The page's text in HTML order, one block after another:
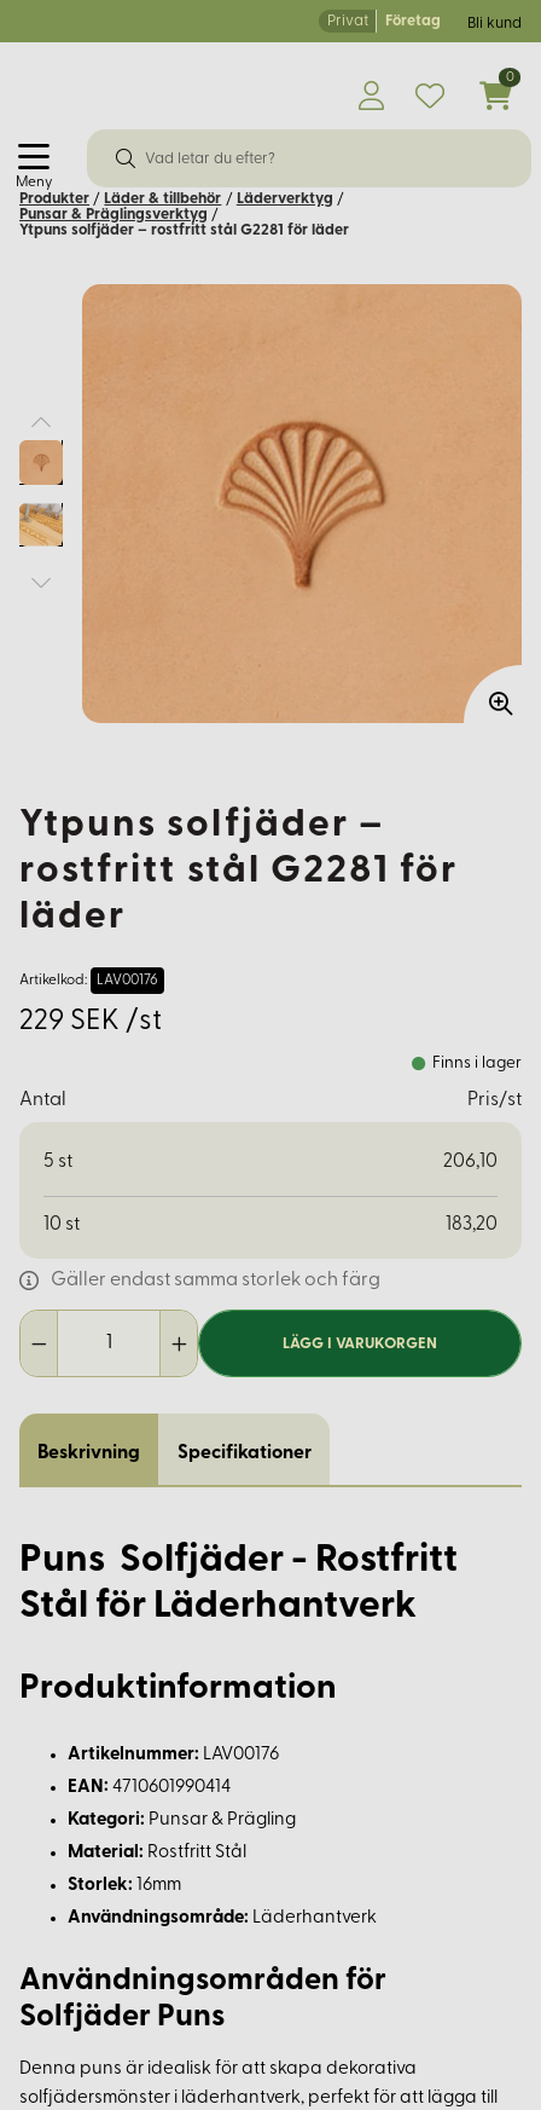
Privat Företag Bli kund
Meny
0
Produkter / Läder & tillbehör / Läderverktyg /
Punsar & Präglingsverktyg /
Ytpuns solfjäder – rostfritt stål G2281 för läder
Ytpuns solfjäder –
rostfritt stål G2281 för
läder
Artikelkod: LAV00176
229 SEK /st
Finns i lager
Antal Pris/st
5 st 206,10
10 st 183,20
Gäller endast samma storlek och färg
LÄGG I VARUKORGEN
Beskrivning Specifikationer
Puns Solfjäder - Rostfritt
Stål för Läderhantverk
Produktinformation
Artikelnummer: LAV00176
EAN: 4710601990414
Kategori: Punsar & Prägling
Material: Rostfritt Stål
Storlek: 16mm
Användningsområde: Läderhantverk
Användningsområden för
Solfjäder Puns
Denna puns är idealisk för att skapa dekorativa
solfjädersmönster i läderhantverk, perfekt för att lägga till